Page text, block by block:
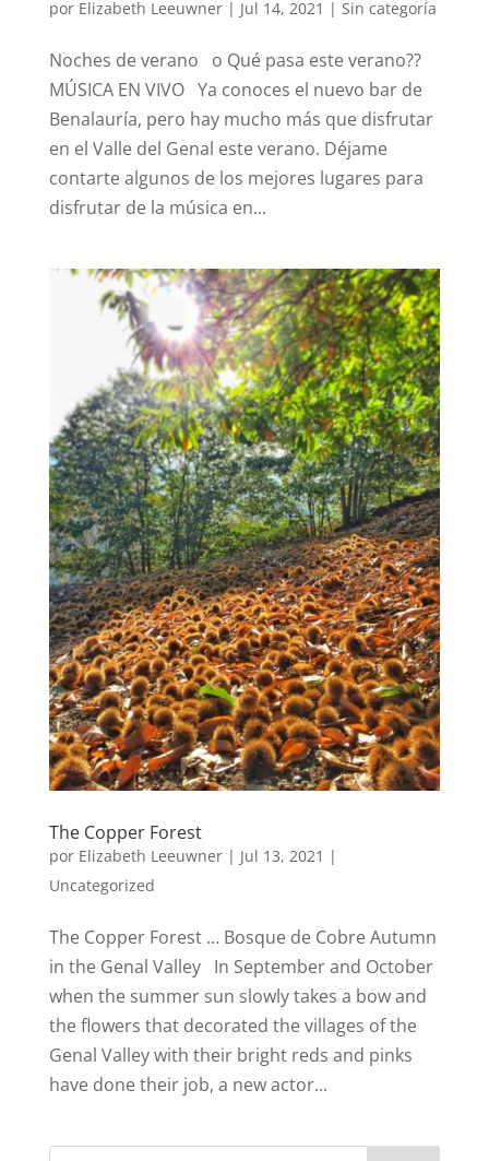
por Elizabeth Leeuwner| Jul 14, 2021 | Sin categoría
Noches de verano o Qué pasa este verano??
MÚSICA EN VIVO Ya conoces el nuevo bar de
Benalauría, pero hay mucho más que disfrutar
en el Valle del Genal este verano. Déjame
contarte algunos de los mejores lugares para
disfrutar de la música en...
The Copper Forest
por Elizabeth Leeuwner| Jul 13, 2021 |
Uncategorized
The Copper Forest … Bosque de Cobre Autumn
in the Genal Valley In September and October
when the summer sun slowly takes a bow and
the flowers that decorated the villages of the
Genal Valley with their bright reds and pinks
have done their job, a new actor...